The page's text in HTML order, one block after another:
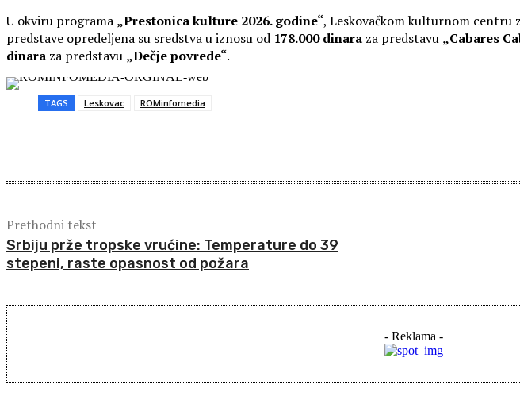
U okviru programa „Prestonica kulture 2026. godine“, Leskovačkom kulturnom centru
predstave opredeljena su sredstva u iznosu od 178.000 dinara za predstavu „Cabares
dinara za predstavu „Dečje povrede“.
TAGS Leskovac ROMinfomedia
Prethodni tekst
Srbiju prže tropske vrućine: Temperature do 39
stepeni, raste opasnost od požara
- Reklama -